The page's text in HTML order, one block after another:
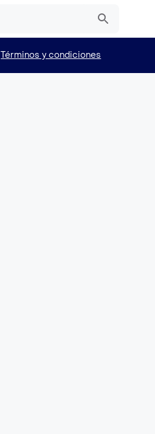
Términos y condiciones